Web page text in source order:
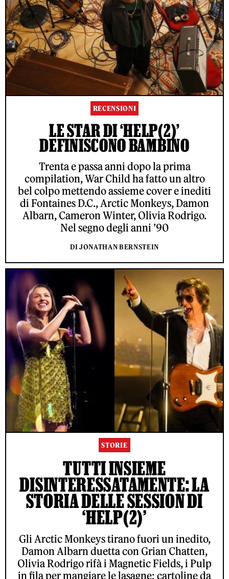
RECENSIONI
LE STAR DI ‘HELP(2)’
DEFINISCONO BAMBINO
Trenta e passa anni dopo la prima
compilation, War Child ha fatto un altro
bel colpo mettendo assieme cover e inediti
di Fontaines D.C., Arctic Monkeys, Damon
Albarn, Cameron Winter, Olivia Rodrigo.
Nel segno degli anni ’90
DI JONATHAN BERNSTEIN
STORIE
TUTTI INSIEME
DISINTERESSATAMENTE: LA
STORIA DELLE SESSION DI
‘HELP(2)’
Gli Arctic Monkeys tirano fuori un inedito,
Damon Albarn duetta con Grian Chatten,
Olivia Rodrigo rifà i Magnetic Fields, i Pulp
in fila per mangiare le lasagne: cartoline da